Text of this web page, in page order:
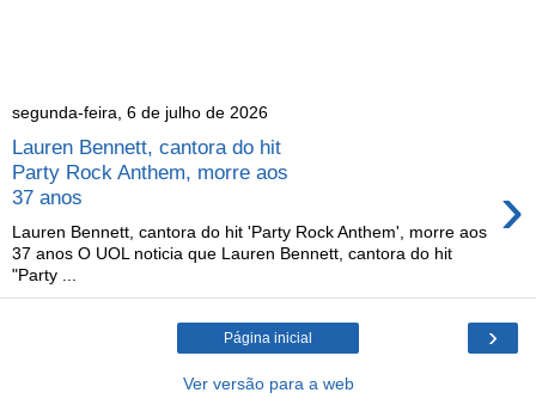
segunda-feira, 6 de julho de 2026
Lauren Bennett, cantora do hit
Party Rock Anthem, morre aos
37 anos
›
Lauren Bennett, cantora do hit 'Party Rock Anthem', morre aos
37 anos O UOL noticia que Lauren Bennett, cantora do hit
"Party ...
›
Página inicial
Ver versão para a web